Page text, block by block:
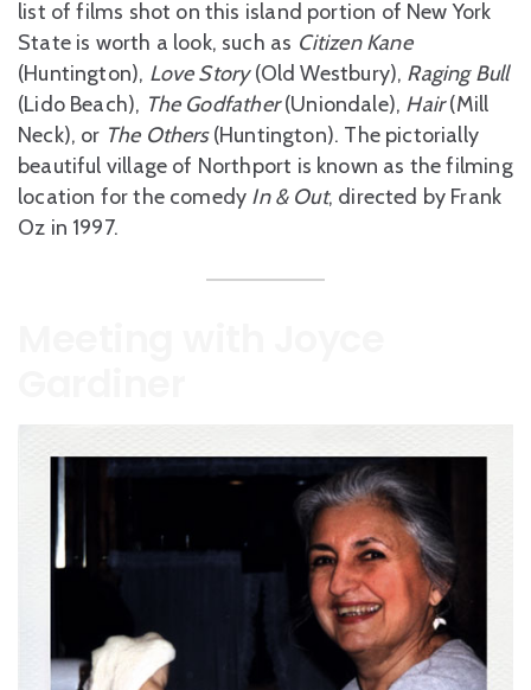
list of films shot on this island portion of New York
State is worth a look, such as Citizen Kane
(Huntington), Love Story(Old Westbury), Raging Bull
(Lido Beach), The Godfather(Uniondale), Hair(Mill
Neck), or The Others(Huntington). The pictorially
beautiful village of Northport is known as the filming
location for the comedy In & Out, directed by Frank
Oz in 1997.